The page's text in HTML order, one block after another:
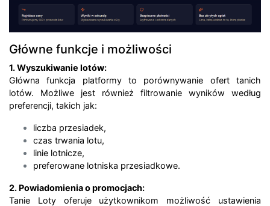
Główne funkcje i możliwości
1. Wyszukiwanie lotów:
Główna funkcja platformy to porównywanie ofert tanich
lotów. Możliwe jest również filtrowanie wyników według
preferencji, takich jak:
liczba przesiadek,
czas trwania lotu,
linie lotnicze,
preferowane lotniska przesiadkowe.
2. Powiadomienia o promocjach:
Tanie Loty oferuje użytkownikom możliwość ustawienia